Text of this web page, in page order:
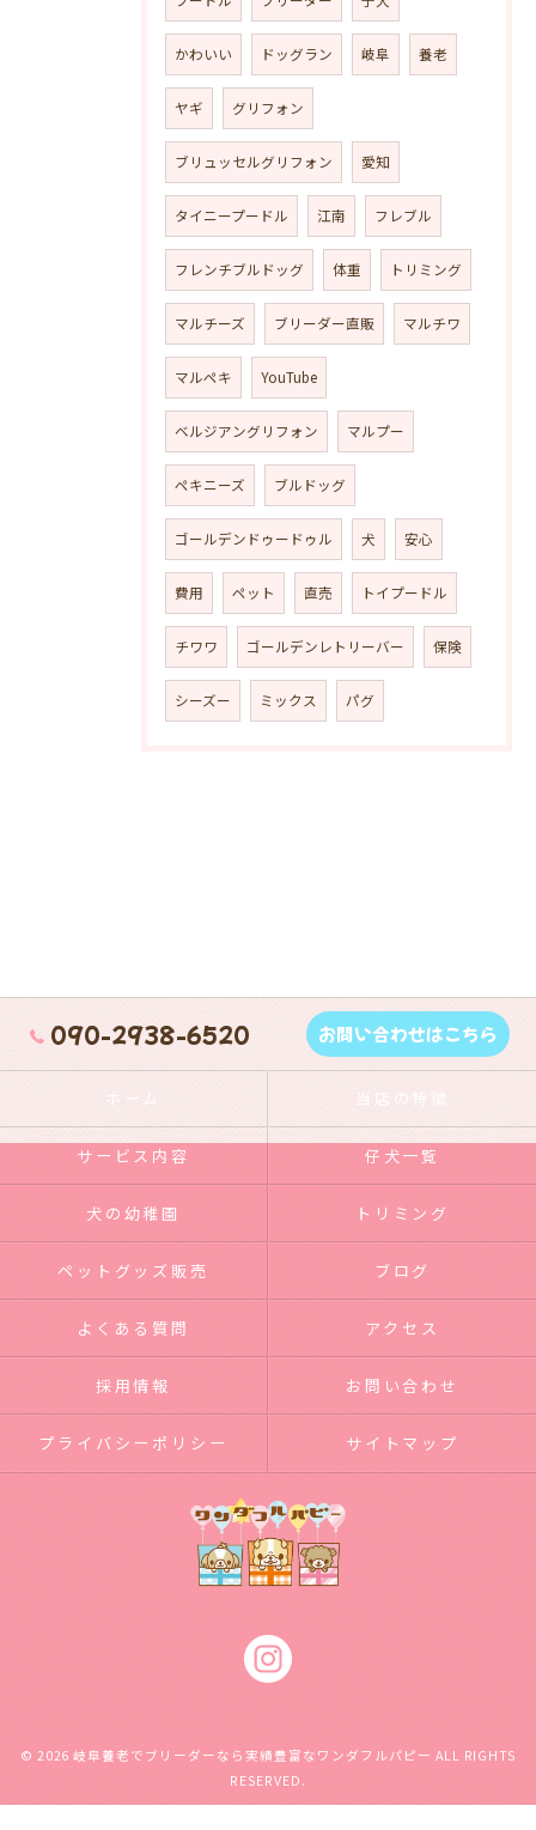
かわいい ドッグラン 岐阜 養老
ヤギ グリフォン
ブリュッセルグリフォン 愛知
タイニープードル 江南 フレブル
フレンチブルドッグ 体重 トリミング
マルチーズ ブリーダー直販 マルチワ
マルペキ YouTube
ベルジアングリフォン マルプー
ペキニーズ ブルドッグ
ゴールデンドゥードゥル 犬 安心
費用 ペット 直売 トイプードル
チワワ ゴールデンレトリーバー 保険
シーズー ミックス パグ
090-2938-6520 お問い合わせはこちら
ホーム 当店の特徴
サービス内容 仔犬一覧
犬の幼稚園 トリミング
ペットグッズ販売 ブログ
よくある質問 アクセス
採用情報 お問い合わせ
プライバシーポリシー サイトマップ
© 2026 岐阜養老でブリーダーなら実績豊富なワンダフルパピー ALL RIGHTS
RESERVED.